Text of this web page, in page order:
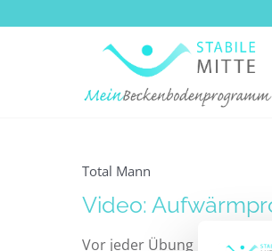
Total Mann
Video:
Vor jeder Übung ist es